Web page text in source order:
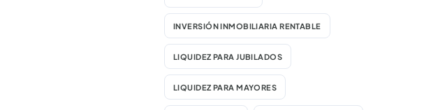
INVERSIÓN INMOBILIARIA RENTABLE
LIQUIDEZ PARA JUBILADOS
LIQUIDEZ PARA MAYORES